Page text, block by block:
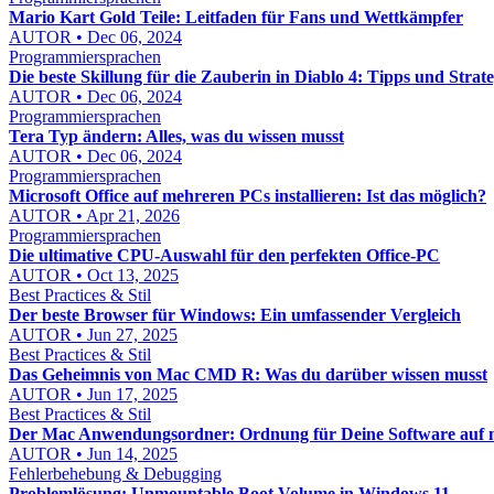
Mario Kart Gold Teile: Leitfaden für Fans und Wettkämpfer
AUTOR • Dec 06, 2024
Programmiersprachen
Die beste Skillung für die Zauberin in Diablo 4: Tipps und
AUTOR • Dec 06, 2024
Programmiersprachen
Tera Typ ändern: Alles, was du wissen musst
AUTOR • Dec 06, 2024
Programmiersprachen
Microsoft Office auf mehreren PCs installieren: Ist das möglich?
AUTOR • Apr 21, 2026
Programmiersprachen
Die ultimative CPU-Auswahl für den perfekten Office-PC
AUTOR • Oct 13, 2025
Best Practices & Stil
Der beste Browser für Windows: Ein umfassender Vergleich
AUTOR • Jun 27, 2025
Best Practices & Stil
Das Geheimnis von Mac CMD R: Was du darüber wissen musst
AUTOR • Jun 17, 2025
Best Practices & Stil
Der Mac Anwendungsordner: Ordnung für Deine Software auf
AUTOR • Jun 14, 2025
Fehlerbehebung & Debugging